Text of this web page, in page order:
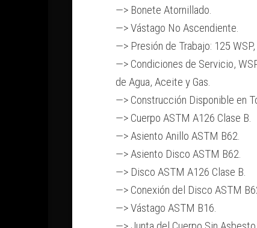
—> Bonete Atornillado.
—> Vástago No Ascendiente.
—> Presión de Trabajo: 125 WSP,
—> Condiciones de Servicio,
de Agua, Aceite y Gas.
—> Construcción Disponible en
—> Cuerpo ASTM A126 Clase B.
—> Asiento Anillo ASTM B62.
—> Asiento Disco ASTM B62.
—> Disco ASTM A126 Clase B.
—> Conexión del Disco ASTM
—> Vástago ASTM B16.